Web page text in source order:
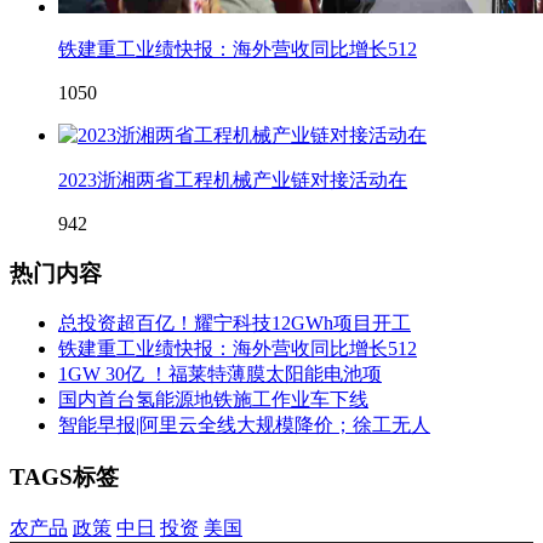
铁建重工业绩快报：海外营收同比增长512
1050
2023浙湘两省工程机械产业链对接活动在
942
热门内容
总投资超百亿！耀宁科技12GWh项目开工
铁建重工业绩快报：海外营收同比增长512
1GW 30亿 ！福莱特薄膜太阳能电池项
国内首台氢能源地铁施工作业车下线
智能早报|阿里云全线大规模降价；徐工无人
TAGS标签
农产品 政策 中日 投资 美国